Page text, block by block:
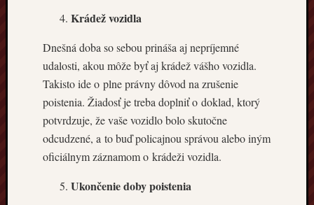
Krádež vozidla
Dnešná doba so sebou prináša aj nepríjemné
udalosti, akou môže byť aj krádež vášho vozidla.
Takisto ide o plne právny dôvod na zrušenie
poistenia. Žiadosť je treba doplniť o doklad, ktorý
potvrdzuje, že vaše vozidlo bolo skutočne
odcudzené, a to buď policajnou správou alebo iným
oficiálnym záznamom o krádeži vozidla.
Ukončenie doby poistenia